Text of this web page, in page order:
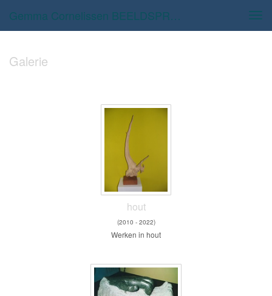
Gemma Cornelissen BEELDSPRAAK - Galerie
Galerie
hout
(2010 - 2022)
Werken in hout